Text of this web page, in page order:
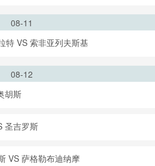
08-11
特 VS 索非亚列夫斯基
08-12
胡斯
圣吉罗斯
VS 萨格勒布迪纳摩